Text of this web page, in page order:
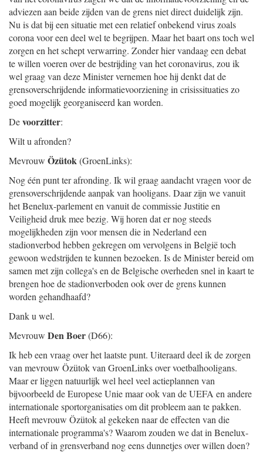
adviezen aan beide zijden van de grens niet direct duidelijk zijn.
Nu is dat bij een situatie met een relatief onbekend virus zoals
corona voor een deel wel te begrijpen. Maar het baart ons toch wel
zorgen en het schept verwarring. Zonder hier vandaag een debat
te willen voeren over de bestrijding van het coronavirus, zou ik
wel graag van deze Minister vernemen hoe hij denkt dat de
grensoverschrijdende informatievoorziening in crisissituaties zo
goed mogelijk georganiseerd kan worden.
Devoorzitter:
Wilt u afronden?
Mevrouw Özütok(GroenLinks):
Nog één punt ter afronding. Ik wil graag aandacht vragen voor de
grensoverschrijdende aanpak van hooligans. Daar zijn we vanuit
het Benelux-parlement en vanuit de commissie Justitie en
Veiligheid druk mee bezig. Wij horen dat er nog steeds
mogelijkheden zijn voor mensen die in Nederland een
stadionverbod hebben gekregen om vervolgens in België toch
gewoon wedstrijden te kunnen bezoeken. Is de Minister bereid om
samen met zijn collega's en de Belgische overheden snel in kaart te
brengen hoe de stadionverboden ook over de grens kunnen
worden gehandhaafd?
Dank u wel.
Mevrouw Den Boer(D66):
Ik heb een vraag over het laatste punt. Uiteraard deel ik de zorgen
van mevrouw Özütok van GroenLinks over voetbalhooligans.
Maar er liggen natuurlijk wel heel veel actieplannen van
bijvoorbeeld de Europese Unie maar ook van de UEFA en andere
internationale sportorganisaties om dit probleem aan te pakken.
Heeft mevrouw Özütok al gekeken naar de effecten van die
internationale programma's? Waarom zouden we dat in Benelux-
verband of in grensverband nog eens dunnetjes over willen doen?